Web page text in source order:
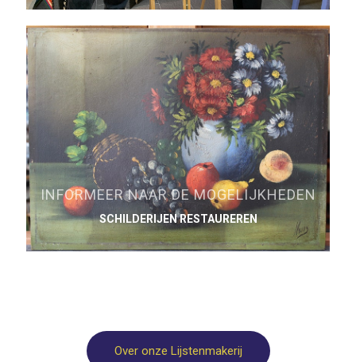
INFORMEER NAAR DE MOGELIJKHEDEN
SCHILDERIJEN RESTAUREREN
Over onze Lijstenmakerij